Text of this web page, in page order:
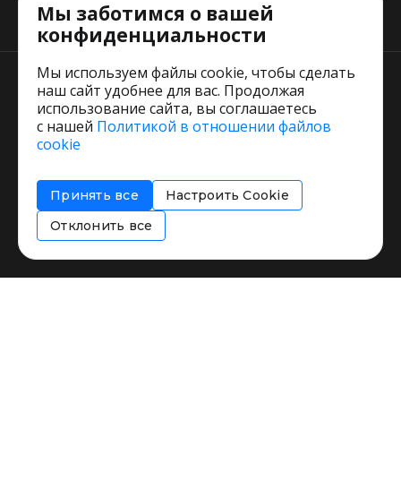
Тарифы
Пользовательское соглашение
Соглашение об информировании
Политика использования cookies
Мы заботимся о вашей
конфиденциальности
Мы используем файлы cookie, чтобы сделать
наш сайт удобнее для вас. Продолжая
использование сайта, вы соглашаетесь
с нашей Политикой в отношении файлов
cookie
Принять все
Настроить Cookie
Отклонить все